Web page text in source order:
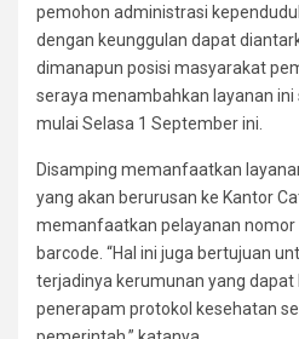
pemohon administrasi
dengan keunggulan dapat
dimanapun posisi masyarakat
seraya menambahkan layanan
mulai Selasa 1 September ini.
Disamping memanfaatkan
yang akan berurusan ke Kantor
memanfaatkan pelayanan nomor
barcode. “Hal ini juga bertujuan
terjadinya kerumunan yang dapat
penerapam protokol kesehatan